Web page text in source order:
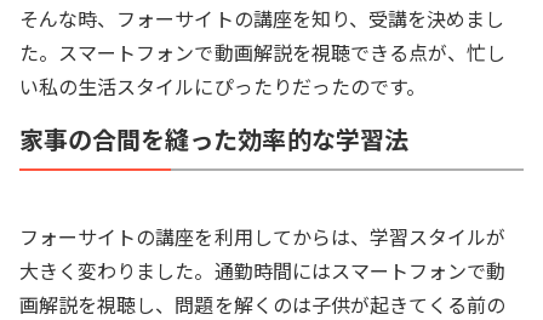
そんな時、フォーサイトの講座を知り、受講を決めまし
た。スマートフォンで動画解説を視聴できる点が、忙し
い私の生活スタイルにぴったりだったのです。
家事の合間を縫った効率的な学習法
フォーサイトの講座を利用してからは、学習スタイルが
大きく変わりました。通勤時間にはスマートフォンで動
画解説を視聴し、問題を解くのは子供が起きてくる前の